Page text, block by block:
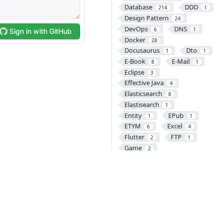
Database 214 DDD 1
Design Pattern 24
DevOps 6 DNS 1
Docker 28
Docusaurus 1 Dto 1
E-Book 8 E-Mail 1
Eclipse 3
Effective Java 4
Elasticsearch 8
Elastisearch 1
Entity 1 EPub 1
ETYM 6 Excel 4
Flutter 2 FTP 1
Game 2